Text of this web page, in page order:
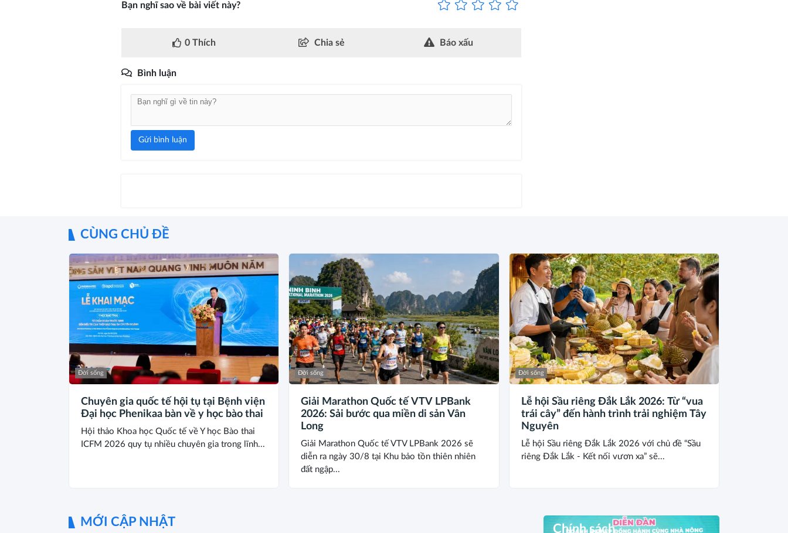
Bạn nghĩ sao về bài viết này?
0 Thích Chia sẻ Báo xấu
Bình luận
Gửi bình luận
CÙNG CHỦ ĐỀ
Đời sống
Chuyên gia quốc tế hội tụ tại Bệnh viện
Đại học Phenikaa bàn về y học bào thai
Hội thảo Khoa học Quốc tế về Y học Bào thai
ICFM 2026 quy tụ nhiều chuyên gia trong lĩnh...
Đời sống
Giải Marathon Quốc tế VTV LPBank
2026: Sải bước qua miền di sản Vân
Long
Giải Marathon Quốc tế VTV LPBank 2026 sẽ
diễn ra ngày 30/8 tại Khu bảo tồn thiên nhiên
đất ngập...
Đời sống
Lễ hội Sầu riêng Đắk Lắk 2026: Từ “vua
trái cây” đến hành trình trải nghiệm Tây
Nguyên
Lễ hội Sầu riêng Đắk Lắk 2026 với chủ đề “Sầu
riêng Đắk Lắk - Kết nối vươn xa” sẽ...
MỚI CẬP NHẬT
Chính sách